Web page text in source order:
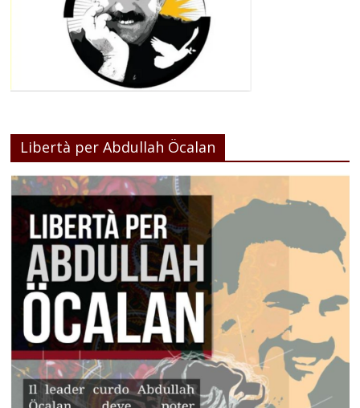
Libertà per Abdullah Öcalan